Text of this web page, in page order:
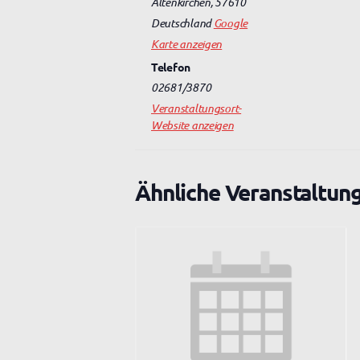
Deutschland Google
Karte anzeigen
Telefon
02681/3870
Veranstaltungsort-
Website anzeigen
Ähnliche